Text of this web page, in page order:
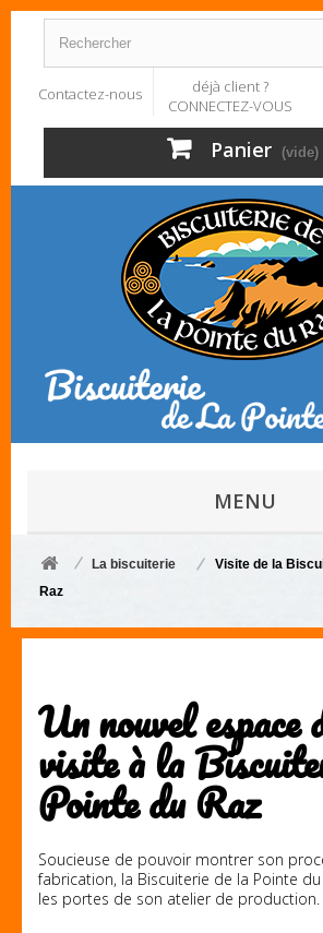
Contactez-nous
déjà client ?
CONNECTEZ-VOUS
Panier (vide)
MENU
La biscuiterie
Visite de la
Raz
Un nouvel espace
visiteà la
Pointe du Raz
Soucieuse de pouvoir montrer son
fabrication, la Biscuiterie de la Pointe du
les portes de son atelier de production.